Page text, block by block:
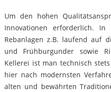
Um den hohen
Innovationen erforderlich.
Rebanlagen z.B. laufend auf
und Frühburgunder sowie
Kellerei ist man technisch
hier nach modernsten
alten und bewährten